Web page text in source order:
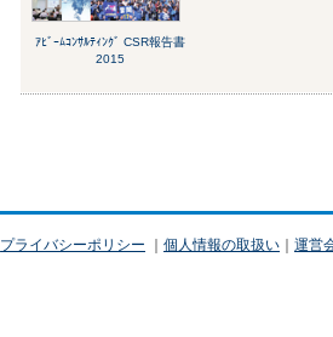
ｱﾋﾞｰﾑｺﾝｻﾙﾃｨﾝｸﾞ CSR報告書
2015
プライバシーポリシー ｜ 個人情報の取扱い ｜ 運営